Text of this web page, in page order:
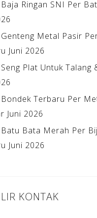
Ringan SNI Per
Metal Pasir
Juni 2026
Plat Untuk Talang
Terbaru Per
Juni 2026
Bata Merah Per
Juni 2026
KONTAK